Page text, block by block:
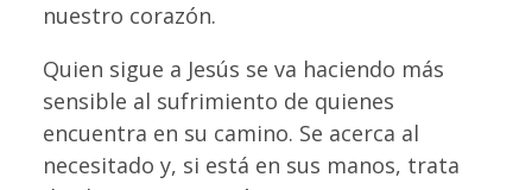
nuestro corazón.
Quien sigue a Jesús se va haciendo más
sensible al sufrimiento de quienes
encuentra en su camino. Se acerca al
necesitado y, si está en sus manos, trata